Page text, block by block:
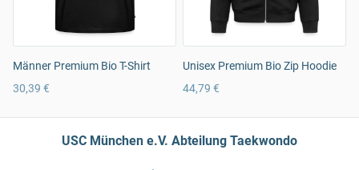
Männer Premium Bio T-Shirt
30,39 €
Unisex Premium Bio Zip Hoodie
44,79 €
USC München e.V. Abteilung Taekwondo